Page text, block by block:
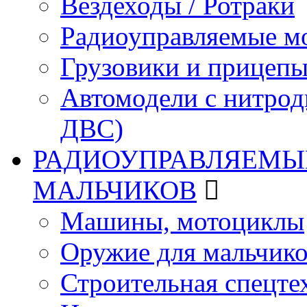
Радиоуправляемые
Грузовики и
Автомодели с
ДВС)
МАЛЬЧИКОВ
Машины, мотоциклы
Оружие для
Строительная